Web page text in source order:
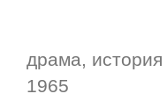
драма, история
1965